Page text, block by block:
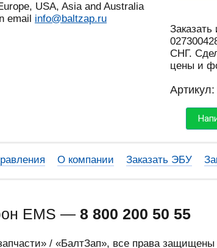
USA, Asia and Australia
email info@baltzap.ru
СНГ.
цены и
Артикул:
О компании Заказать ЭБУ
EMS — 8 800 200 50 55
/ «БалтЗап», все права защищены